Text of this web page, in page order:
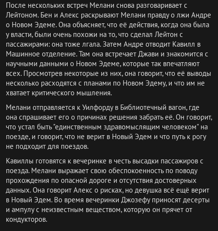
После нескольких встреч Мелани снова разговаривает с
Лейтоном. Бен и Алекс раскрывают Мелани правду о лжи Андре
о Новом Эдеме. Она объясняет, что её действия, когда она была
у власти, были очень похожи на то, что сделал Лейтон с
пассажирами: она тоже лгала. Затем Андре отводит Кавилл в
Машинное отделение. Там она встречает Джави и знакомится с
научными данными о Новом Эдеме, которые так впечатляют
всех. Просмотрев некоторые из них, она говорит, что её выводы
несколько расходятся с планами по Новом Эдему, и что им не
хватает критического мышления.
Мелани отправляется к Уилфорду в Библиотечный вагон, где
она спрашивает его о причинах решения забрать её. Он говорит,
что устал быть "единственным здравомыслящим человеком" на
поезде, и говорит, что не верит в Новый Эдем и что путь к рогу
не подходит для поездов.
Кавиллы готовятся к вечеринке в честь высадки пассажиров с
поезда. Мелани выражает свою обеспокоенность по поводу
прохождения по опасной дороге и отсутствия достоверных
данных. Она говорит Алекс о рисках, но девушка всё ещё верит
в Новый Эдем. Во время вечеринки Джозефу приносят десерты
и ампулу с неизвестным веществом, которую он прячет от
кондукторов.